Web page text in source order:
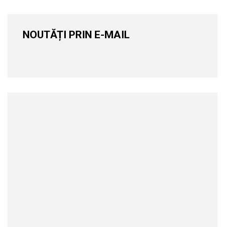
NOUTĂȚI PRIN E-MAIL